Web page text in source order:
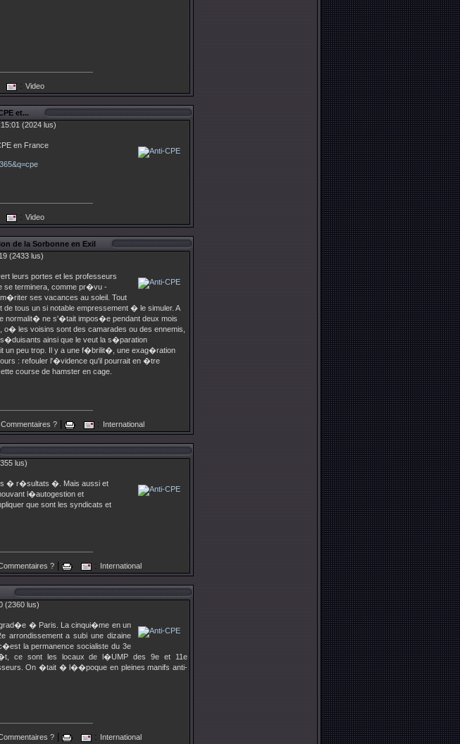
: Video
et...
(2024 lus)
en France
: Video
de la Sorbonne en Exil
(2433 lus)
leurs portes et les professeurs
se terminera, comme pr�vu -
ses vacances au soleil. Tout
tous un si notable empressement � le simuler. A
normalit� ne s'�tait impos�e pendant deux mois
les voisins sont des camarades ou des ennemis,
ainsi que le veut la s�paration
un peu trop. Il y a une f�brilit�, une exag�ration
: refouler l'�vidence qu'il pourrait en �tre
course de hamster en cage.
Commentaires ?| : International
lus)
� r�sultats �. Mais aussi et
l�autogestion et
que sont les syndicats et
? : International
(2360 lus)
� Paris. La cinqui�me en un
arrondissement a subi une dizaine
la permanence socialiste du 3e
ce sont les locaux de l�UMP des 9e et 11e
On �tait � l��poque en pleines manifs anti-
? : International